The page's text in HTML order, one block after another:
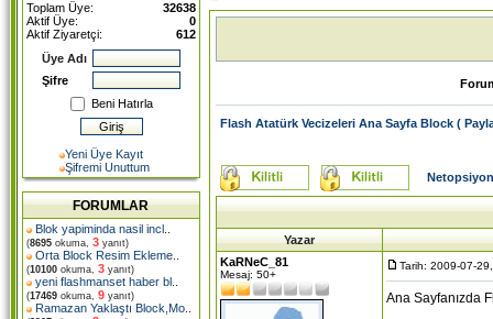
Toplam Üye:
32638
Aktif Üye:
0
Aktif Ziyaretçi:
612
Üye Adı
Şifre
Beni Hatırla
Yeni Üye Kayıt
Şifremi Unuttum
FORUMLAR
Blok yapiminda nasil incl
(8695 okuma, 3 yanıt)
Orta Block Resim Ekleme
(10100 okuma, 3 yanıt)
yeni flashmanset haber bl
(17469 okuma, 9 yanıt)
Ramazan Yaklaştı Block,Mo
Flash Atatürk Vecizeleri Ana Sayfa Block (
Yazar
KaRNeC_81
Mesaj: 50+
Tarih: 2009-07-
Ana Sayfanızda